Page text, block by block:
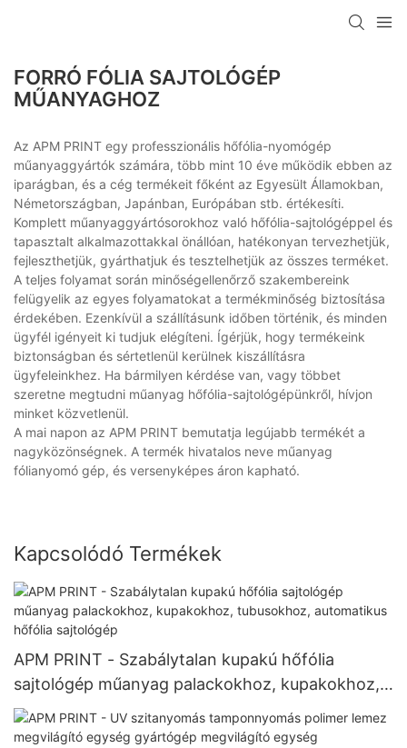
FORRÓ FÓLIA SAJTOLÓGÉP
MŰANYAGHOZ
Az APM PRINT egy professzionális hőfólia-nyomógép
műanyaggyártók számára, több mint 10 éve működik ebben az
iparágban, és a cég termékeit főként az Egyesült Államokban,
Németországban, Japánban, Európában stb. értékesíti.
Komplett műanyaggyártósorokhoz való hőfólia-sajtológéppel és
tapasztalt alkalmazottakkal önállóan, hatékonyan tervezhetjük,
fejleszthetjük, gyárthatjuk és tesztelhetjük az összes terméket.
A teljes folyamat során minőségellenőrző szakembereink
felügyelik az egyes folyamatokat a termékminőség biztosítása
érdekében. Ezenkívül a szállításunk időben történik, és minden
ügyfél igényeit ki tudjuk elégíteni. Ígérjük, hogy termékeink
biztonságban és sértetlenül kerülnek kiszállításra
ügyfeleinkhez. Ha bármilyen kérdése van, vagy többet
szeretne megtudni műanyag hőfólia-sajtológépünkről, hívjon
minket közvetlenül.
A mai napon az APM PRINT bemutatja legújabb termékét a
nagyközönségnek. A termék hivatalos neve műanyag
fólianyomó gép, és versenyképes áron kapható.
Kapcsolódó Termékek
APM PRINT - Szabálytalan kupakú hőfólia
sajtológép műanyag palackokhoz, kupakokhoz,
tubusokhoz, automatikus hőfólia sajtológép